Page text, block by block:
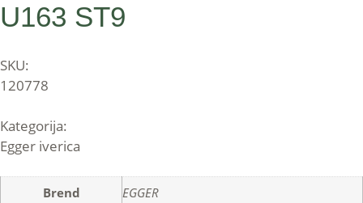
U163 ST9
SKU:
120778
Kategorija:
Egger iverica
Brend
EGGER